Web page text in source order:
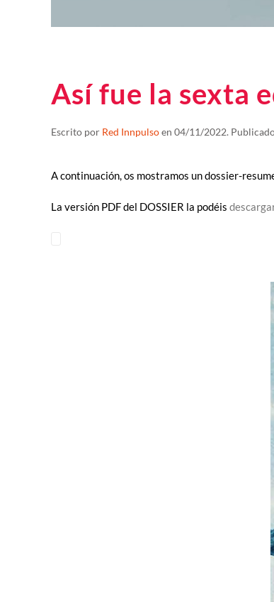
Así fue la sexta
Escrito por Red Innpulsoen 04/11/2022.
A continuación, os mostramos un dossier-
La versión PDF del DOSSIER la podéis